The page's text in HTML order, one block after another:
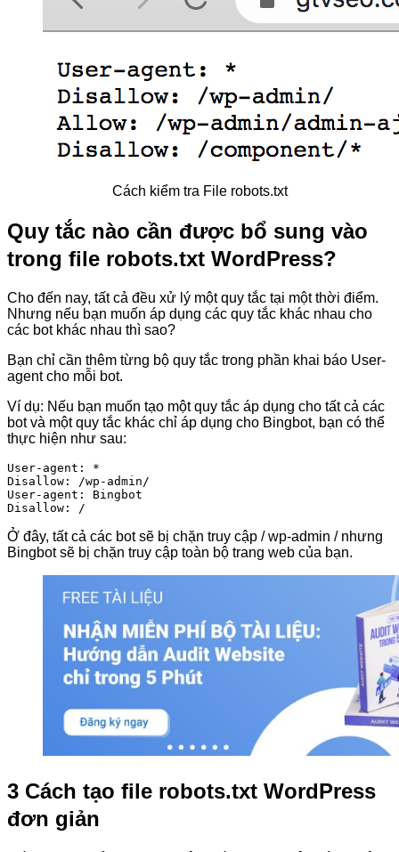
Cách kiểm tra File robots.txt
Quy tắc nào cần được bổ sung vào
trong file robots.txt WordPress?
Cho đến nay, tất cả đều xử lý một quy tắc tại một thời điểm.
Nhưng nếu bạn muốn áp dụng các quy tắc khác nhau cho
các bot khác nhau thì sao?
Bạn chỉ cần thêm từng bộ quy tắc trong phần khai báo User-
agent cho mỗi bot.
Ví dụ: Nếu bạn muốn tạo một quy tắc áp dụng cho tất cả các
bot và một quy tắc khác chỉ áp dụng cho Bingbot, bạn có thể
thực hiện như sau:
User-agent: *
Disallow: /wp-admin/
User-agent: Bingbot
Disallow: /
Ở đây, tất cả các bot sẽ bị chặn truy cập / wp-admin / nhưng
Bingbot sẽ bị chặn truy cập toàn bộ trang web của bạn.
3 Cách tạo file robots.txt WordPress
đơn giản